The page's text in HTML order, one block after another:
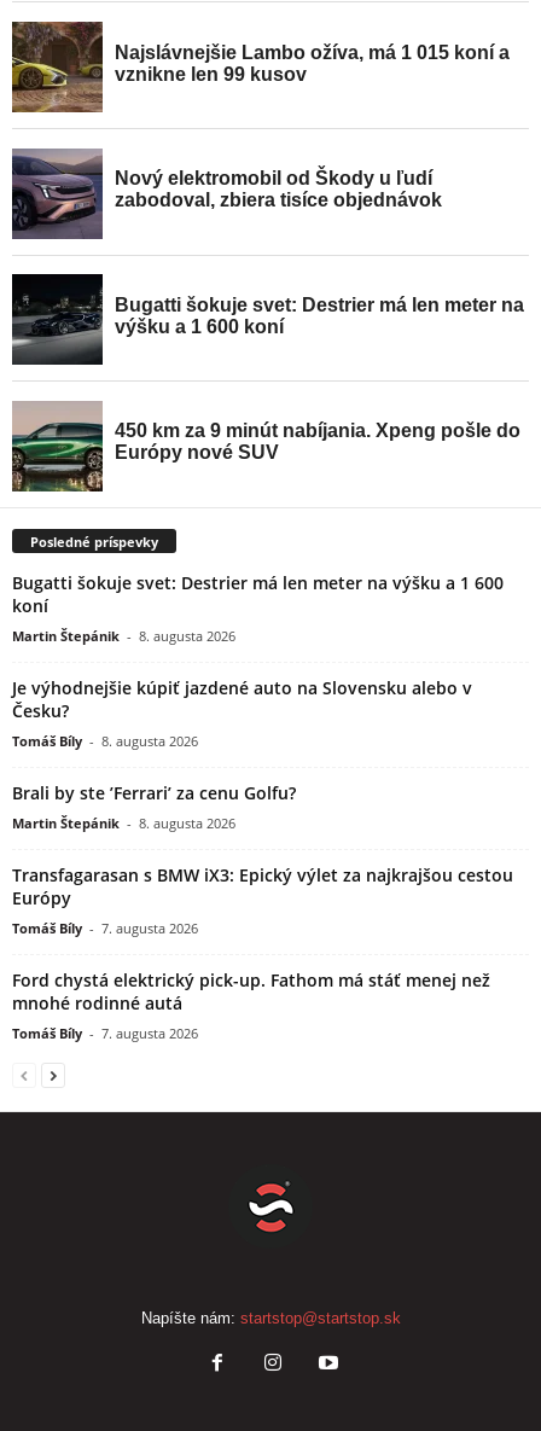
Posledné príspevky
Bugatti šokuje svet: Destrier má len meter na výšku a 1 600
koní
Martin Štepánik - 8. augusta 2026
Je výhodnejšie kúpiť jazdené auto na Slovensku alebo v
Česku?
Tomáš Bíly - 8. augusta 2026
Brali by ste ’Ferrari’ za cenu Golfu?
Martin Štepánik - 8. augusta 2026
Transfagarasan s BMW iX3: Epický výlet za najkrajšou cestou
Európy
Tomáš Bíly - 7. augusta 2026
Ford chystá elektrický pick-up. Fathom má stáť menej než
mnohé rodinné autá
Tomáš Bíly - 7. augusta 2026
Napíšte nám: startstop@startstop.sk